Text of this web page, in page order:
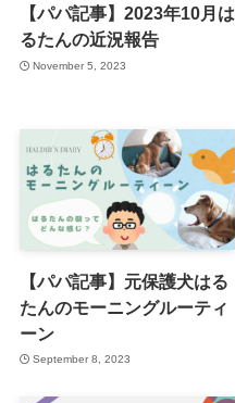
【パパ記事】2023年10月は
るたんの近況報告
November 5, 2023
【パパ記事】元保護犬はる
たんのモーニングルーティ
ーン
September 8, 2023